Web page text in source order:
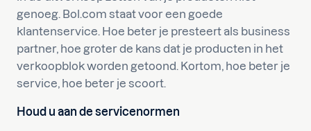
genoeg. Bol.com staat voor een goede
klantenservice. Hoe beter je presteert als business
partner, hoe groter de kans dat je producten in het
verkoopblok worden getoond. Kortom, hoe beter je
service, hoe beter je scoort.
Houd u aan de servicenormen